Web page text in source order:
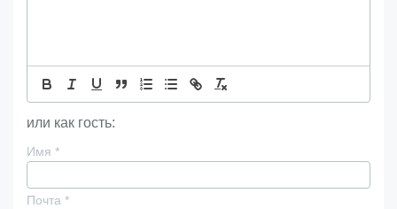
или как гость:
Имя *
Почта *